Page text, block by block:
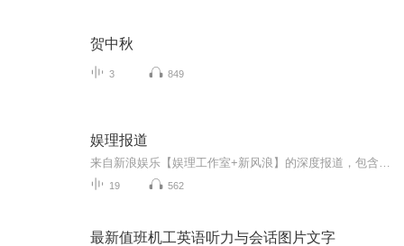
贺中秋
3 849
娱理报道
19 562
最新值班机工英语听力与会话图片文字